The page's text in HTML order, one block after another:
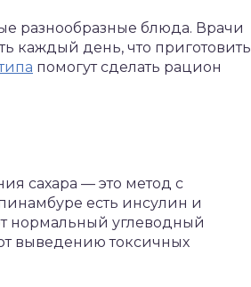
разнообразные блюда. Врачи
каждый день, что приготовить
помогут сделать рацион
сахара — это метод с
есть инсулин и
нормальный углеводный
выведению токсичных